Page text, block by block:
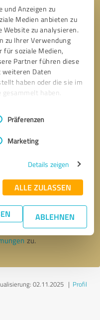
und Anzeigen zu
Medien anbieten zu
zu analysieren.
zu Ihrer Verwendung
für soziale Medien,
Partner führen diese
Daten
haben oder die sie im
haben.
Präferenzen
Marketing
Details zeigen
ALLE ZULASSEN
ABLEHNEN
* Erforderliche Angaben
zu.
02.11.2025| Profil